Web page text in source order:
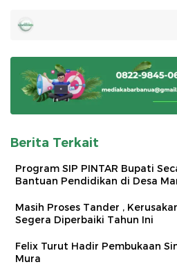
Berita Terkait
Program SIP PINTAR Bupati
Bantuan Pendidikan di Desa
Masih Proses Tander ,
Segera Diperbaiki Tahun Ini
Felix Turut Hadir Pembukaan
Mura